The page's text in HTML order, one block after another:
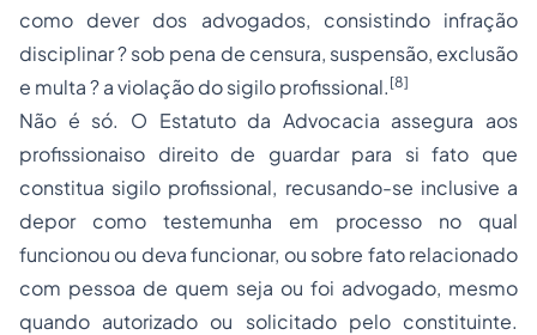
como dever dos advogados, consistindo infração
disciplinar ? sob pena de censura, suspensão, exclusão
e multa ? a violação do sigilo profissional. [8]
Não é só. O Estatuto da Advocacia assegura aos
profissionaiso direito de guardar para si fato que
constitua sigilo profissional, recusando-se inclusive a
depor como testemunha em processo no qual
funcionou ou deva funcionar, ou sobre fato relacionado
com pessoa de quem seja ou foi advogado, mesmo
quando autorizado ou solicitado pelo constituinte.